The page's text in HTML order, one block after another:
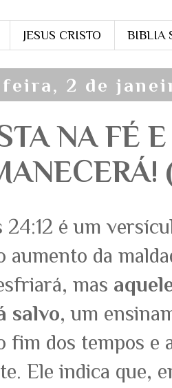
JESUS CRISTO BIBLIA
2 de
NA FÉ
24:12 é um
aumento da
mas
salvo, um
fim dos tempos e
Ele indica que,